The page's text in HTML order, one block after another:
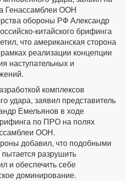
Генассамблеи ООН
обороны РФ Александр
китайского брифинга
что американская сторона
реализации концепции
наступательных и
комплексов
удара, заявил представитель
Емельянов в ходе
по ПРО на полях
ООН.
добавил, что подобными
разрушить
и обеспечить себе
доминирование.